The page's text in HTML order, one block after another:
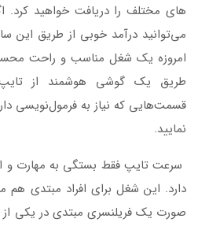
های مختلف را دریافت خواهید کرد.
می‌توانید درآمد خوبی از طریق این
امروزه یک شغل مناسب و راحت
طریق یک گوشی هوشمند از
قسمت‌هایی که نیاز به فرمول‌نویسی
نمایید.
سرعت تایپ فقط بستگی به مهارت و
دارد. این شغل برای افراد مبتدی
صورت یک فریلنسری مبتدی در یکی